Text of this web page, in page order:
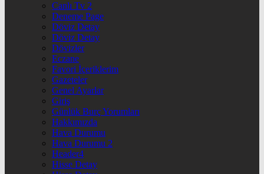
Canlı Tv 2
Deneme Page
Döviz Detay
Döviz Detay
Dövizler
Eczane
Favori İçeriklerim
Gazeteler
Genel Ayarlar
Giriş
Günlük Burç Yorumları
Hakkımızda
Hava Durumu
Hava Durumu 2
Header4
Hisse Detay